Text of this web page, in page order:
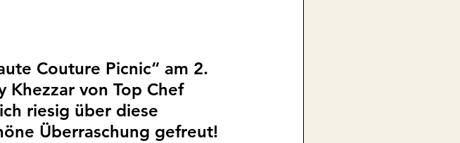
Couture Picnic“ am 2.
Khezzar von Top Chef
riesig über diese
Überraschung gefreut!